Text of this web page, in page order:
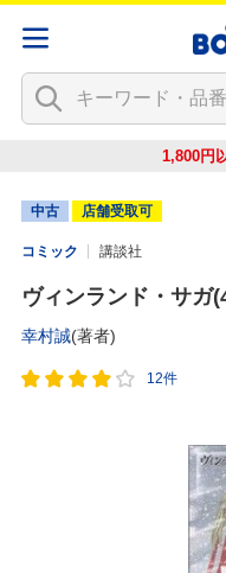
1,800円
中古 店舗受取可
コミック 講談社
ヴィンランド・サガ
幸村誠(著者)
12件